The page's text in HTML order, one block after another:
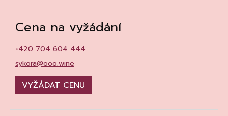
Cena na vyžádání
+420 704 604 444
sykora@ooo.wine
VYŽÁDAT CENU
o
p
o
u
č